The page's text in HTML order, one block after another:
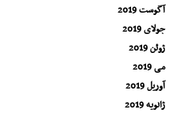
آگوست 2019
جولای 2019
ژوئن 2019
می 2019
آوریل 2019
ژانویه 2019